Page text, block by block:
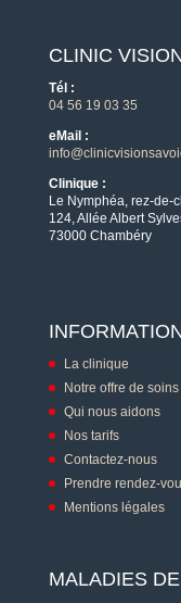
CLINIC
Tél :
04 56 19 03 35
eMail :
Clinique :
Le Nymphéa, rez-de-
124, Allée Albert
73000 Chambéry
La clinique
Notre offre de soins
Qui nous aidons
Nos tarifs
Contactez-nous
Prendre rendez-
Mentions légales
MALADIES